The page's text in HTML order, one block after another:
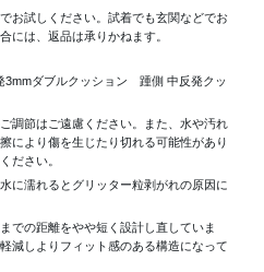
お試しください。試着でも玄関などでお
には、返品は承りかねます。
ダブルクッション 踵側 中反発クッ
調節はご遠慮ください。また、水や汚れ
により傷を生じたり切れる可能性があり
ださい。
に濡れるとグリッター粒剥がれの原因に
での距離をやや短く設計し直していま
減しよりフィット感のある構造になって